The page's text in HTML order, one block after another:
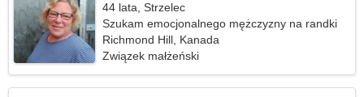
44 lata, Strzelec
Szukam emocjonalnego mężczyzny na randki
Richmond Hill, Kanada
Związek małżeński